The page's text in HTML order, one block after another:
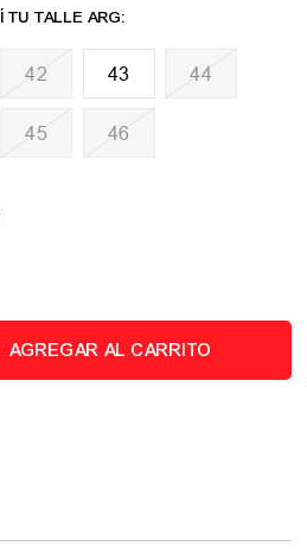
42 43 44
45 46
AGREGAR AL CARRITO